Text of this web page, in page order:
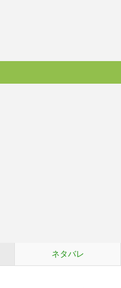
ネタバレ